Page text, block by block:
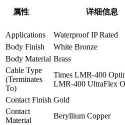
属性 详细信息
Applications
Waterproof IP Rated
Body Finish
White Bronze
Body Material Brass
Cable Type
(Terminates
To)
Times LMR-400
LMR-400 UltraFlex
Contact Finish Gold
Contact
Material
Beryllium Copper